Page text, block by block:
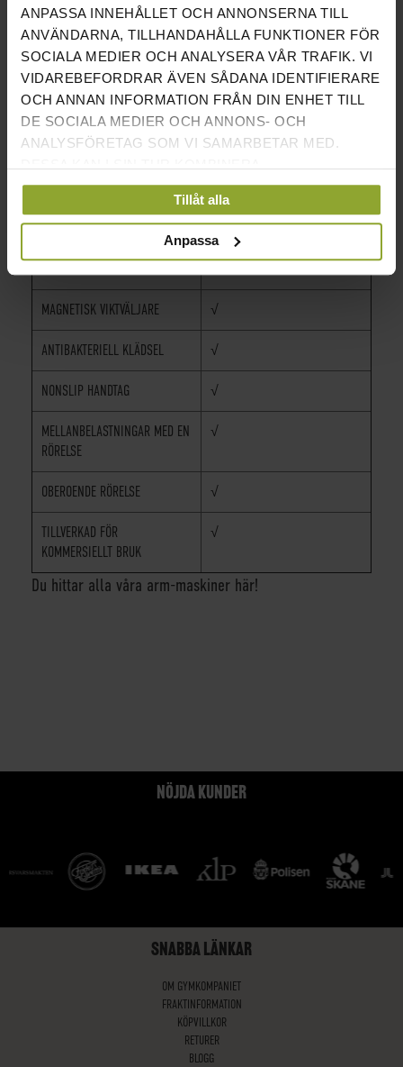
ANPASSA INNEHÅLLET OCH ANNONSERNA TILL
ANVÄNDARNA, TILLHANDAHÅLLA FUNKTIONER FÖR
SOCIALA MEDIER OCH ANALYSERA VÅR TRAFIK. VI
VIDAREBEFORDRAR ÄVEN SÅDANA IDENTIFIERARE
OCH ANNAN INFORMATION FRÅN DIN ENHET TILL
DE SOCIALA MEDIER OCH ANNONS- OCH
ANALYSFÖRETAG SOM VI SAMARBETAR MED.
INFORMATIONEN MED ANNAN INFORMATION SOM
DU HAR TILLHANDAHÅLLIT ELLER SOM DE HAR
SAMLAT IN NÄR DU HAR ANVÄNT DERAS
Tillåt alla
Anpassa
DJUP 115 CM
VIKT 164 KG
MAXIMAL ANVÄNDARVIKT 190 KG
VIKTMAGASIN 95 KG
FÖRSTÄRKT STRUKTUR √
ANTIKORROSIV FÄRG √
MAGNETISK VIKTVÄLJARE √
ANTIBAKTERIELL KLÄDSEL √
NONSLIP HANDTAG √
MELLANBELASTNINGAR MED EN
RÖRELSE
√
OBEROENDE RÖRELSE √
TILLVERKAD FÖR
KOMMERSIELLT BRUK
√
Du hittar alla våra arm-maskiner här!
NÖJDA KUNDER
SNABBA LÄNKAR
OM GYMKOMPANIET
FRAKTINFORMATION
KÖPVILLKOR
RETURER
BLOGG